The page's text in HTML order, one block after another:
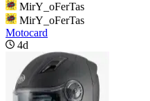
MirY_oFerTas
MirY_oFerTas
Motocard
4d